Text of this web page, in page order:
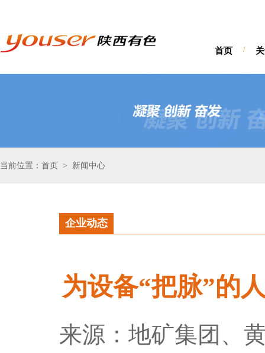
首页 /
当前位置：首页 > 新闻中心
企业动态
为设备“把脉”的
来源：地矿集团、